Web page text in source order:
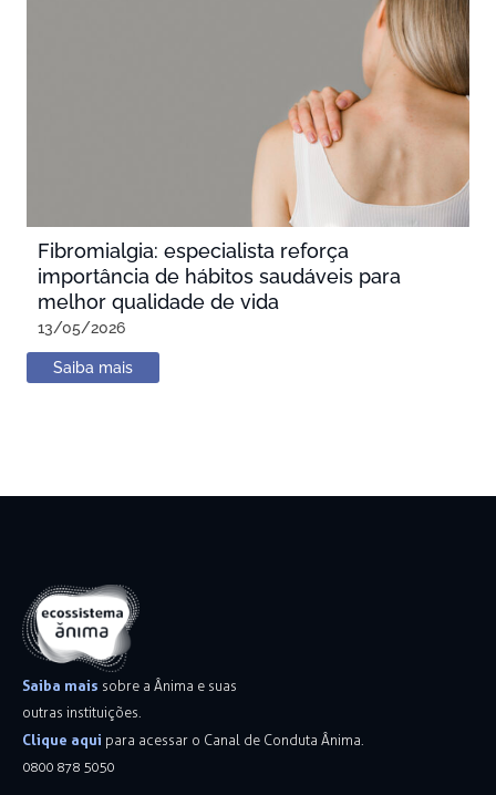
Fibromialgia: especialista reforça
importância de hábitos saudáveis para
melhor qualidade de vida
13/05/2026
Saiba mais
Saiba mais sobre a Ânima e suas
outras instituições.
Clique aqui para acessar o Canal de Conduta Ânima.
0800 878 5050